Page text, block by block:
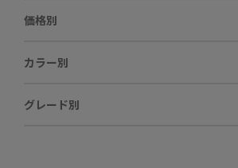
価格別
カラー別
グレード別